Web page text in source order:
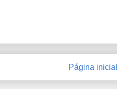
Página inicial